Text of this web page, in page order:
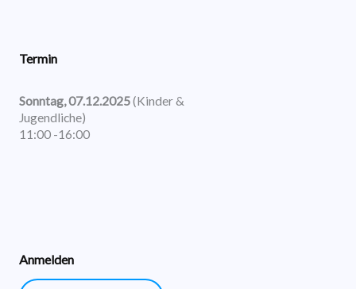
Termin
Sonntag, 07.12.2025(Kinder &
Jugendliche)
11:00 -16:00
Anmelden